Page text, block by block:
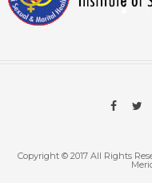
Copyright © 2017 All Rights